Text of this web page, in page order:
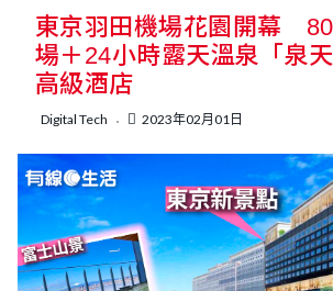
按輸入鍵開始搜尋
東京羽田機場花園開幕
場＋24小時露天溫泉「泉
高級酒店
Digital Tech 2023年02月01日